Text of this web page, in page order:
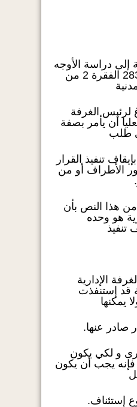
إلى دراسة الأوجه
المثارة، أن المادة 283 الفقرة 2 من
الغرفة
أن يأمر بصفة
طلب
تنفيذ القرار
الأطراف أو من
هذا النص بأن
هو وحده
تنفيذ
الإدارية
قد إستنفذت
يمكنها
صادر عنها.
و لكي يكون
فإنه يجب أن يكون
إستئناف.